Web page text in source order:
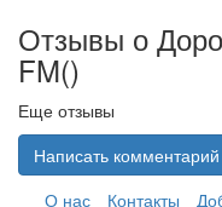
Отзывы о
FM()
Еще отзывы
Написать комментарий
О нас
Контакты